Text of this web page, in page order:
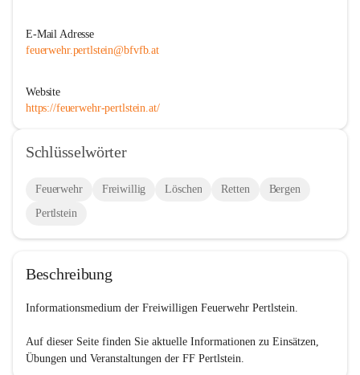
E-Mail Adresse
feuerwehr.pertlstein@bfvfb.at
Website
https://feuerwehr-pertlstein.at/
Schlüsselwörter
Feuerwehr Freiwillig Löschen Retten
Bergen
Pertlstein
Beschreibung
Informationsmedium der Freiwilligen Feuerwehr Pertlstein.
Auf dieser Seite finden Sie aktuelle Informationen zu Einsätzen,
Übungen und Veranstaltungen der FF Pertlstein.